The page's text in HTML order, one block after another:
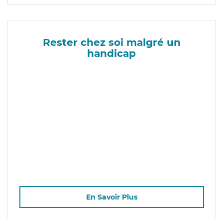
Rester chez soi malgré un
handicap
En Savoir Plus